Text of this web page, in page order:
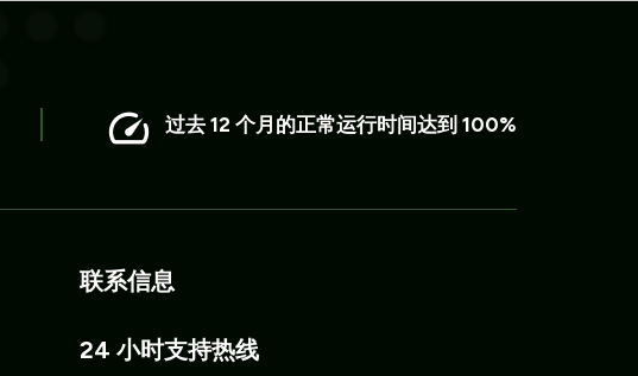
过去 12 个月的正常运行时间达到 100%
联系信息
24 小时支持热线